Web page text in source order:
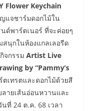
Flower Keychain
แจชาร์มดอกไม้ใน
ด์พาร์ตเนอร์ ที่จะค่อยๆ
สนุกในห้องแกลเลอรีด
จกรรม Artist Live
by “Pammy’s
เทรตและดอกไม้ด้วยสี
ายเส้นอ่อนหวานและ
ที่ 24 ต.ค. 68 เวลา